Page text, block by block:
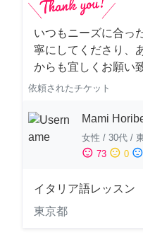
いつもニーズに合っ
寧にしてくださり、
からも宜しくお願い
依頼されたチケット
Mami
女性 / 30代 /
sentiment_satisfied 73 sentiment_neutral 0 sentiment_dissatisfied
イタリア語レッスン
東京都